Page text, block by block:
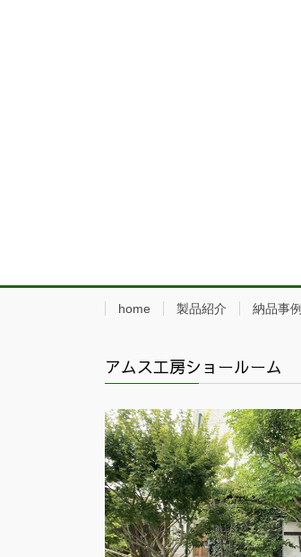
home 製品紹介 納品事例
アムス工房ショールーム